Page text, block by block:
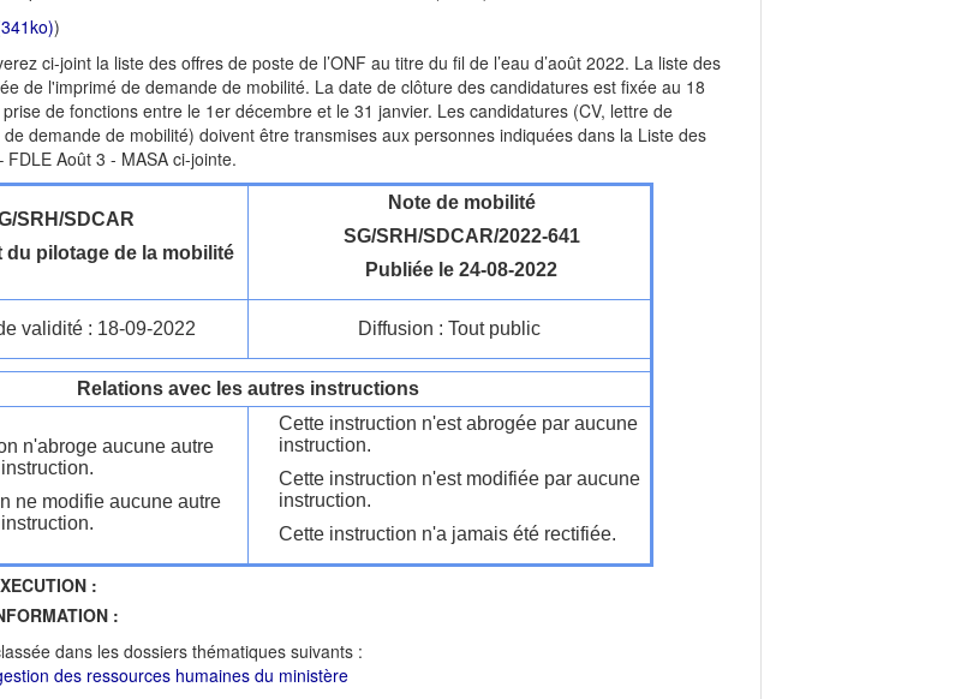
)
ci-joint la liste des offres de poste de l’ONF au titre du fil de l’eau d’août 2022. La liste des
de l'imprimé de demande de mobilité. La date de clôture des candidatures est fixée au 18
de fonctions entre le 1er décembre et le 31 janvier. Les candidatures (CV, lettre de
demande de mobilité) doivent être transmises aux personnes indiquées dans la Liste des
Août 3 - MASA ci-jointe.
SRH/SDCAR
du pilotage de la mobilité
Note de mobilité
SG/SRH/SDCAR/2022-641
Publiée le 24-08-2022
validité : 18-09-2022 Diffusion : Tout public
Relations avec les autres instructions
n'abroge aucune autre
instruction.
ne modifie aucune autre
instruction.
Cette instruction n'est abrogée par aucune
instruction.
Cette instruction n'est modifiée par aucune
instruction.
Cette instruction n'a jamais été rectifiée.
:
:
dans les dossiers thématiques suivants :
des ressources humaines du ministère